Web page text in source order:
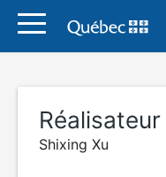
Réalisateur
Shixing Xu